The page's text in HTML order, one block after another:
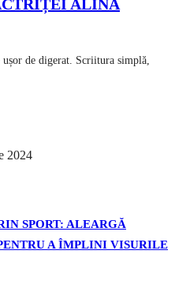
ALINA
ușor de digerat. Scriitura simplă,
2024
SPORT: ALEARGĂ
A ÎMPLINI VISURILE